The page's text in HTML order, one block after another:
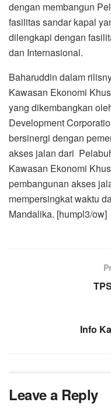
dengan membangun
fasilitas sandar kapal
dilengkapi dengan
dan Internasional.
Baharuddin dalam
Kawasan Ekonomi
yang dikembangkan
Development
bersinergi dengan
akses jalan dari
Kawasan Ekonomi
pembangunan akses
mempersingkat waktu
Mandalika. [humpl3/ow]
Info
Leave a Reply